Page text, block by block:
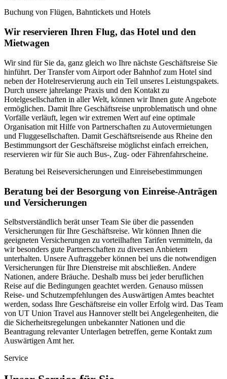
Buchung von Flügen, Bahntickets und Hotels
Wir reservieren Ihren Flug, das Hotel und den
Mietwagen
Wir sind für Sie da, ganz gleich wo Ihre nächste Geschäftsreise Sie
hinführt. Der Transfer vom Airport oder Bahnhof zum Hotel sind
neben der Hotelreservierung auch ein Teil unseres Leistungspakets.
Durch unsere jahrelange Praxis und den Kontakt zu
Hotelgesellschaften in aller Welt, können wir Ihnen gute Angebote
ermöglichen. Damit Ihre Geschäftsreise unproblematisch und ohne
Vorfälle verläuft, legen wir extremen Wert auf eine optimale
Organisation mit Hilfe von Partnerschaften zu Autovermietungen
und Fluggesellschaften. Damit Geschäftsreisende aus Rheine den
Bestimmungsort der Geschäftsreise möglichst einfach erreichen,
reservieren wir für Sie auch Bus-, Zug- oder Fährenfahrscheine.
Beratung bei Reiseversicherungen und Einreisebestimmungen
Beratung bei der Besorgung von Einreise-Anträgen
und Versicherungen
Selbstverständlich berät unser Team Sie über die passenden
Versicherungen für Ihre Geschäftsreise. Wir können Ihnen die
geeigneten Versicherungen zu vorteilhaften Tarifen vermitteln, da
wir besonders gute Partnerschaften zu diversen Anbietern
unterhalten. Unsere Auftraggeber können bei uns die notwendigen
Versicherungen für Ihre Dienstreise mit abschließen. Andere
Nationen, andere Bräuche. Deshalb muss bei jeder beruflichen
Reise auf die Bedingungen geachtet werden. Genauso müssen
Reise- und Schutzempfehlungen des Auswärtigen Amtes beachtet
werden, sodass Ihre Geschäftsreise ein voller Erfolg wird. Das Team
von UT Union Travel aus Hannover stellt bei Angelegenheiten, die
die Sicherheitsregelungen unbekannter Nationen und die
Beantragung relevanter Unterlagen betreffen, gerne Kontakt zum
Auswärtigen Amt her.
Service